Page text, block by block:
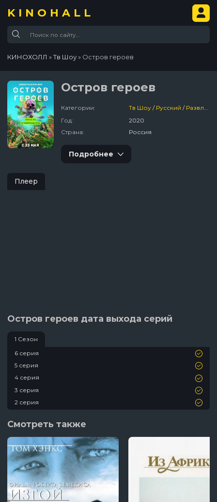
KINOHALL
КИНОХОЛЛ »Тв Шоу» Остров героев
Остров героев
Категории: Тв Шоу / Русский / Развлекательный
Год:
2020
Страна:
Россия
Подробнее
Плеер
Остров героев дата выхода серий
1 Сезон
6 серия
5 серия
4 серия
3 серия
2 серия
Смотреть также